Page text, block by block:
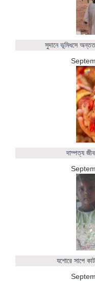
সুদানে ভূমিধসে
দাম্পত্য
যশোরে সাপে